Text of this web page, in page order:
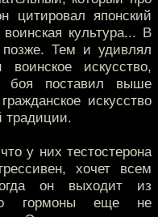
цитировал японский
культура... В
Тем и удивлял
искусство,
боя поставил выше
искусство
традиции.
у них тестостерона
хочет всем
он выходит из
но гормоны еще не